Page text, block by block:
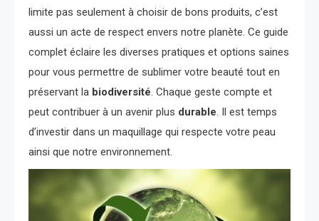
limite pas seulement à choisir de bons produits, c’est
aussi un acte de respect envers notre planète. Ce guide
complet éclaire les diverses pratiques et options saines
pour vous permettre de sublimer votre beauté tout en
préservant la biodiversité . Chaque geste compte et
peut contribuer à un avenir plus durable . Il est temps
d’investir dans un maquillage qui respecte votre peau
ainsi que notre environnement.